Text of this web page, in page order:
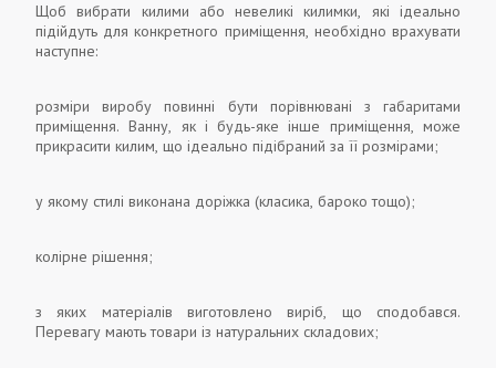
Щоб вибрати килими або невеликі килимки, які ідеально
підійдуть для конкретного приміщення, необхідно врахувати
наступне:
розміри виробу повинні бути порівнювані з габаритами
приміщення. Ванну, як і будь-яке інше приміщення, може
прикрасити килим, що ідеально підібраний за її розмірами;
у якому стилі виконана доріжка (класика, бароко тощо);
колірне рішення;
з яких матеріалів виготовлено виріб, що сподобався.
Перевагу мають товари із натуральних складових;